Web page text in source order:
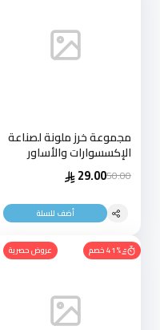
مجموعة خرز ملونة لصناعة
الإكسسوارات والأساور
50.00
29.00
أضف للسلة
41% خصم عروض حصرية